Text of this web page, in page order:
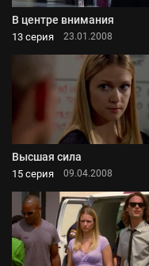
В центре внимания
13 серия 23.01.2008
Высшая сила
15 серия 09.04.2008